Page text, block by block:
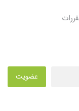
عضویت